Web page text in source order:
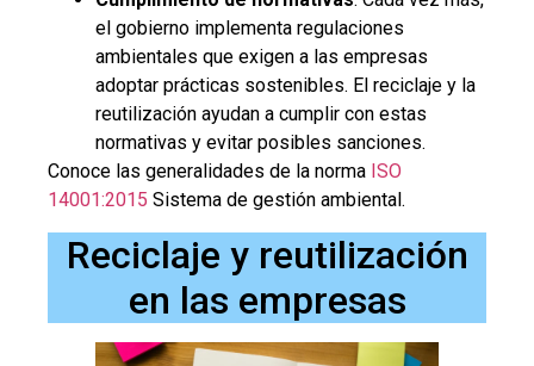
el gobierno implementa regulaciones
ambientales que exigen a las empresas
adoptar prácticas sostenibles. El reciclaje y la
reutilización ayudan a cumplir con estas
normativas y evitar posibles sanciones.
Conoce las generalidades de la norma ISO
14001:2015 Sistema de gestión ambiental.
Reciclaje y reutilización
en las empresas